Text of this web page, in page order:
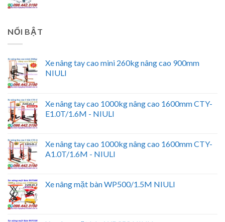
NỔI BẬT
Xe nâng tay cao mini 260kg nâng cao 900mm
NIULI
Xe nâng tay cao 1000kg nâng cao 1600mm CTY-
E1.0T/1.6M - NIULI
Xe nâng tay cao 1000kg nâng cao 1600mm CTY-
A1.0T/1.6M - NIULI
Xe nâng mặt bàn WP500/1.5M NIULI